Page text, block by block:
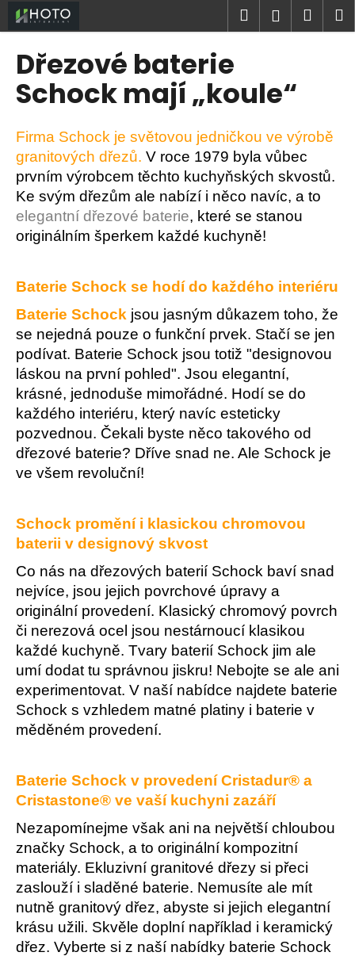
Přejít
obsah
Hledat
Dřezové baterie
Schock mají „koule“
Firma Schock je světovou jedničkou ve výrobě
granitových dřezů. V roce 1979 byla vůbec
prvním výrobcem těchto kuchyňských skvostů.
Ke svým dřezům ale nabízí i něco navíc, a to
elegantní dřezové baterie, které se stanou
originálním šperkem každé kuchyně!
Baterie Schock se hodí do každého interiéru
Baterie Schock jsou jasným důkazem toho, že
se nejedná pouze o funkční prvek. Stačí se jen
podívat. Baterie Schock jsou totiž "designovou
láskou na první pohled". Jsou elegantní,
krásné, jednoduše mimořádné. Hodí se do
každého interiéru, který navíc esteticky
pozvednou. Čekali byste něco takového od
dřezové baterie? Dříve snad ne. Ale Schock je
ve všem revoluční!
Schock promění i klasickou chromovou
baterii v designový skvost
Co nás na dřezových baterií Schock baví snad
nejvíce, jsou jejich povrchové úpravy a
originální provedení. Klasický chromový povrch
či nerezová ocel jsou nestárnoucí klasikou
každé kuchyně. Tvary baterií Schock jim ale
umí dodat tu správnou jiskru! Nebojte se ale ani
experimentovat. V naší nabídce najdete baterie
Schock s vzhledem matné platiny i baterie v
měděném provedení.
Baterie Schock v provedení Cristadur® a
Cristastone® ve vaší kuchyni zazáří
Nezapomínejme však ani na největší chloubou
značky Schock, a to originální kompozitní
materiály. Ekluzivní granitové dřezy si přeci
zaslouží i sladěné baterie. Nemusíte ale mít
nutně granitový dřez, abyste si jejich elegantní
krásu užili. Skvěle doplní například i keramický
dřez. Vyberte si z naší nabídky baterie Schock
o
C
o
p
o
t
ř
e
b
e
t
e
n
a
j
í
t
?
HLEDAT
D
o
p
o
r
u
č
u
m
e